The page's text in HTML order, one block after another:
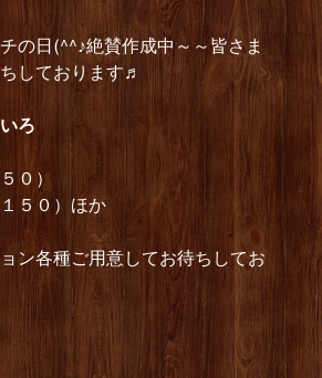
の日(^^♪絶賛作成中～～皆さま
しております♬
ろ
０）
５０）ほか
ン各種ご用意してお待ちしてお